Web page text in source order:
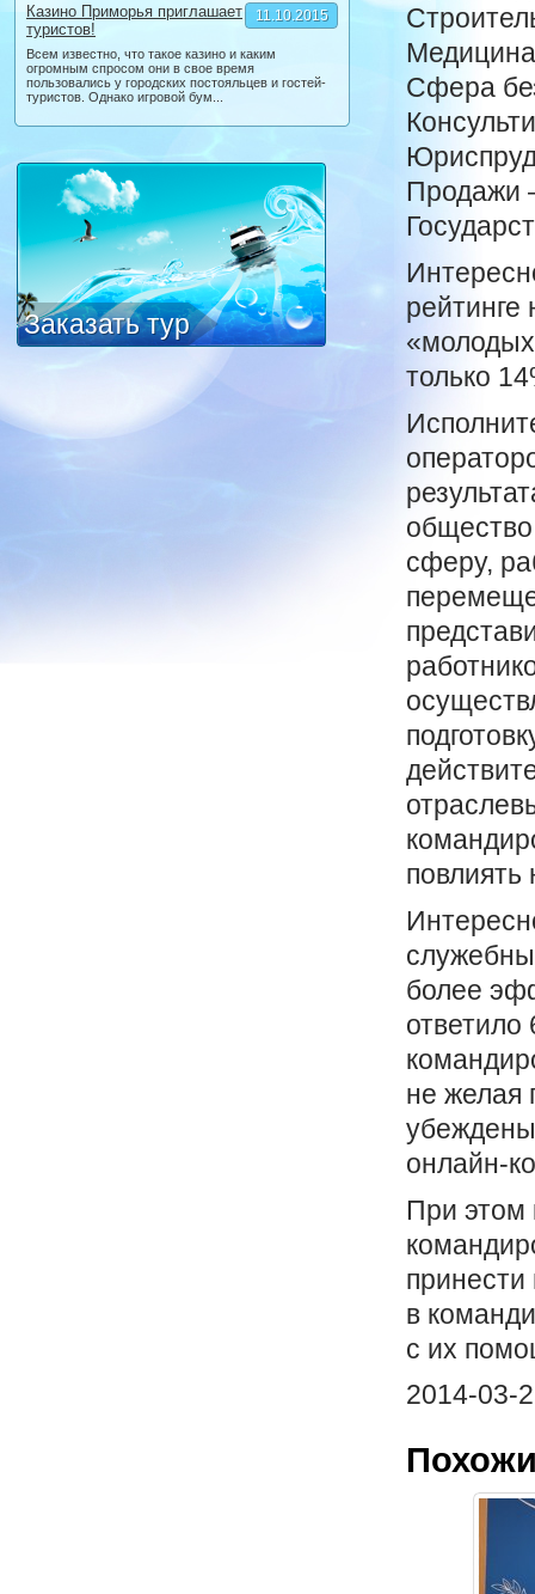
11.10.2015
Казино Приморья приглашает
туристов!
Всем известно, что такое казино и каким
огромным спросом они в свое время
пользовались у городских постояльцев и гостей-
туристов. Однако игровой бум...
Заказать тур
Сфера
Продажи
только
общество
сферу,
повлиять
более
ответило
не желая
онлайн-
При этом
в
с их
2014-03-